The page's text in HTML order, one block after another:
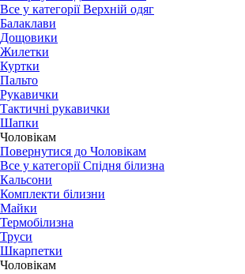
Все у категорії Верхній одяг
Балаклави
Дощовики
Жилетки
Куртки
Пальто
Рукавички
Тактичні рукавички
Шапки
Чоловікам
Повернутися до Чоловікам
Все у категорії Спідня білизна
Кальсони
Комплекти білизни
Майки
Термобілизна
Труси
Шкарпетки
Чоловікам